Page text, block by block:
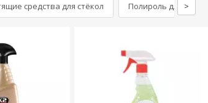
средства для стёкол Полироль для >